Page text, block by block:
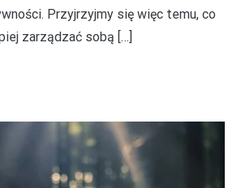
Przyjrzyjmy się więc temu, co
zarządzać sobą […]